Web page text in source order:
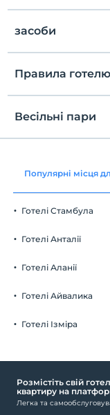
засоби
View Hill
Послуги з
Щоденне
Правила готелю
перевірь
En erken saat 14:00 ve
Перевірити
домашня тварина
кімнати для
дітей
закладі.
Весільні пари
Популярні місця
Готелі Стамбула
Готелі Анталії
Готелі Аланії
Готелі Айвалика
Готелі Ізміра
Розмістіть свій
квартиру на
Легка та